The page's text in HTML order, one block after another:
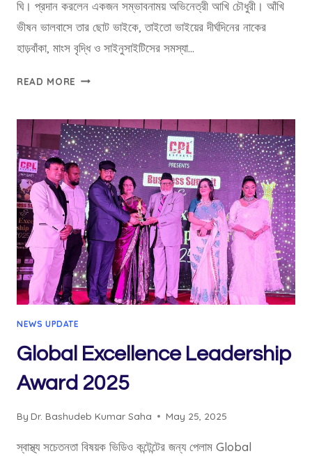
ঘি। প্রদান করলেন একজন সম্ভাবনাময় অভিনেত্রী আখি চৌধুরী। আঁখি
ভীষন ভালবাসে তার ছোট ভাইকে, তাইতো ভাইয়ের দীর্ঘদিনের নাকের
হাড়বাঁকা, মাংস বৃদ্ধি ও সাইনুসাইটিসের সমস্যা…
READ MORE ঘি
NEWS UPDATE
Global Excellence Leadership
Award 2025
By Dr. Bashudeb Kumar Saha May 25, 2025
স্বাস্থ্য সচেতনতা বিষয়ক ভিডিও কন্টেন্টের জন্য পেলাম Global